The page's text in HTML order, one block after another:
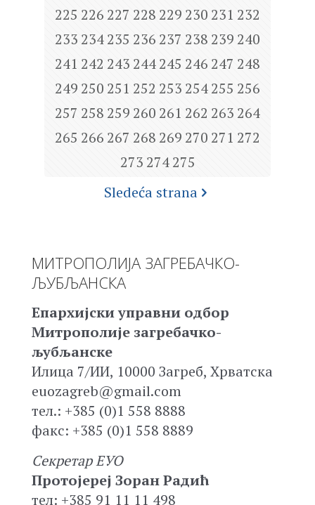
225 226 227 228 229 230 231 232
233 234235 236 237 238 239 240
241 242 243 244245 246 247 248
249 250 251 252 253 254255 256
257 258 259 260 261 262 263 264
265 266 267 268 269 270 271 272
273 274 275
Sledeća strana
МИТРОПОЛИЈА ЗАГРЕБАЧКО-
ЉУБЉАНСКА
Епархијски управни одбор
Митрополије загребачко-
љубљанске
Илица 7/ИИ, 10000 Загреб, Хрватска
euozagreb@gmail.com
тел.: +385 (0)1 558 8888
факс: +385 (0)1 558 8889
Секретар ЕУО
Протојереј Зоран Радић
тел: +385 91 11 11 498